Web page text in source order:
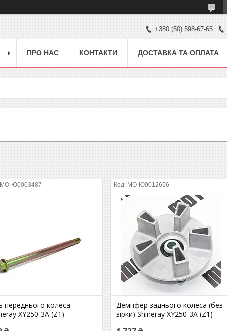
+380 (50) 598-67-65
ПРО НАС КОНТАКТИ ДОСТАВКА ТА ОПЛАТА
MO-Ю0003487
переднього колеса
XY250-3A (Z1)
MO-Ю0012656
Демпфер заднього колеса (без
зірки) Shineray XY250-3A (Z1)